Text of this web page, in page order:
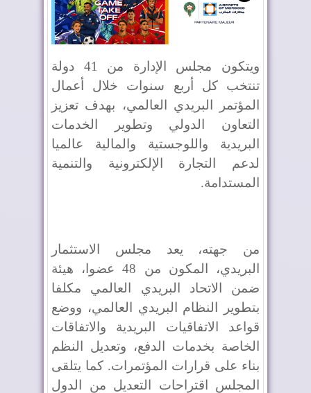
ويتكون مجلس الإدارة من 41 دولة
تنتخب كل أربع سنوات خلال أعمال
المؤتمر البريدي العالمي، بهدف تعزيز
التعاون الدولي وتطوير الخدمات
البريدية واللوجستية والمالية عالميا
لدعم التجارة الإلكترونية والتنمية
المستدامة.
من جهته، يعد مجلس الاستثمار
البريدي، المكون من 48 عضوا، هيئة
ضمن الاتحاد البريدي العالمي مكلفا
بتطوير النظام البريدي العالمي، ووضع
قواعد الاتفاقيات البريدية والاتفاقات
الخاصة بخدمات الدفع، وتعديل النظم
بناء على قرارات المؤتمرات. كما يتلقى
المجلس اقتراحات التعديل من الدول